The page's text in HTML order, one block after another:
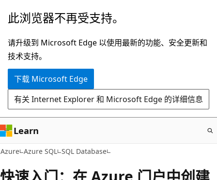
跳
主
要
内
此浏览器不再受支持。
请升级到 Microsoft Edge 以使用最新的功能、安全更新和
技术支持。
下载 Microsoft Edge
有关 Internet Explorer 和 Microsoft Edge 的详细信息
Learn
Azure Azure SQL SQL Database